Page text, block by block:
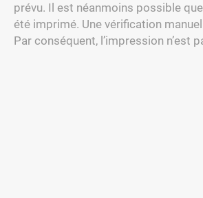
prévu. Il est néanmoins possible
été imprimé. Une vérification
Par conséquent, l’impression n’est